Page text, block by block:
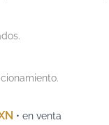
• en venta